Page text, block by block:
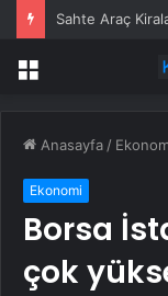
Sahte Araç
Menü
Anasayfa /
Ekonomi
Borsa
çok